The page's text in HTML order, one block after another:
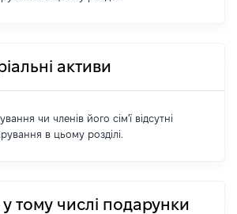
активи
чи членів його сім'ї відсутні
в цьому розділі.
тому числі подарунки